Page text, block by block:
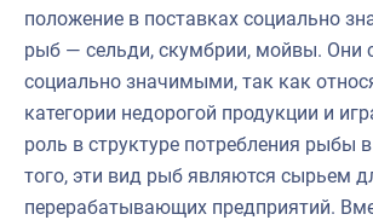
положение в поставках социально
рыб — сельди, скумбрии, мойвы. Они
социально значимыми, так как
категории недорогой продукции и
роль в структуре потребления рыбы
того, эти вид рыб являются сырьем
перерабатывающих предприятий.